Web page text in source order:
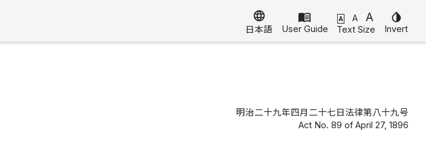
language
日本語
menu_book
User Guide
A A A
Text Size
invert_colors
Invert
明治二十九年四月二十七日法律第八十九号
Act No. 89 of April 27, 1896